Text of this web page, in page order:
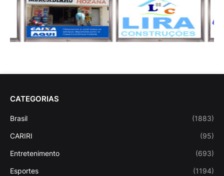
CATEGORIAS
Brasil (1883)
CARIRI (95)
Entretenimento (693)
Esportes (1194)